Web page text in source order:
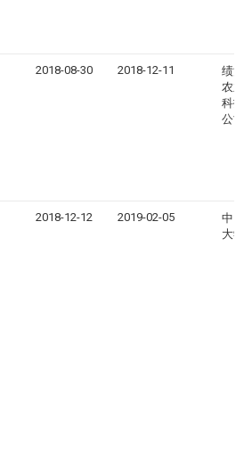
2018-08-30 2018-12-11
绩溪
农业
科技
公司
2018-12-12 2019-02-05
中国
大学